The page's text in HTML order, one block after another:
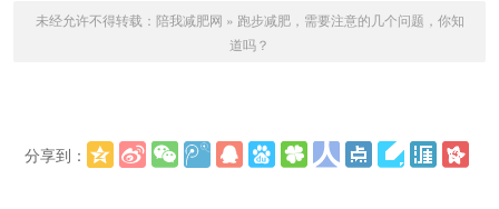
未经允许不得转载： 陪我减肥网 » 跑步减肥，需要注意的几个问题，你知
道吗？
分享到：